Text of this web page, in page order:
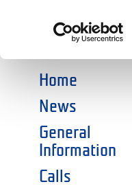
SOCIAL DIALOGUE
Home
News
General
Information
Calls